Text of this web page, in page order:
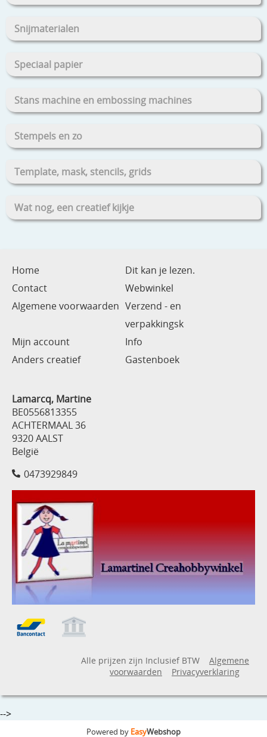
Snijmaterialen
Speciaal papier
Stans machine en embossing machines
Stempels en zo
Template, mask, stencils, grids
Wat nog, een creatief kijkje
Home
Dit kan je lezen.
Contact
Webwinkel
Algemene voorwaarden Verzend - en
verpakkingsk
Mijn account
Info
Anders creatief
Gastenboek
Lamarcq, Martine
BE0556813355
ACHTERMAAL 36
9320 AALST
België
0473929849
Alle prijzen zijn Inclusief BTW
Algemene
voorwaarden
Privacyverklaring
-->
Powered by EasyWebshop